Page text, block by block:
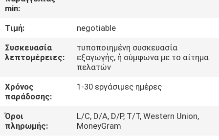
ΠΟΙΌΤΗΤΑΣ
ΕΠΙΚΟΙΝΩΝΉΣΤΕ
ΜΑΖΊ
ΜΑΣ
ΕΙΔΉΣΕΙΣ
min:
Τιμή:
negotiable
Συσκευασία
λεπτομέρειες:
τυποποιημένη συσκευασία
εξαγωγής, ή σύμφωνα με το αίτημα
πελατών
Χρόνος
παράδοσης:
1-30 εργάσιμες ημέρες
Όροι
πληρωμής:
L/C, D/A, D/P, T/T, Western Union,
MoneyGram